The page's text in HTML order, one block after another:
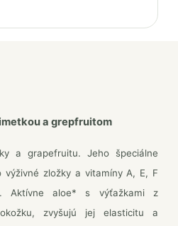
a grepfruitom
a grapefruitu. Jeho špeciálne
zložky a vitamíny A, E, F
Aktívne aloe* s výťažkami z
zvyšujú jej elasticitu a